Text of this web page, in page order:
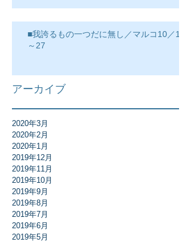
■我誇るもの一つだに無し／マルコ10／17
～27
アーカイブ
2020年3月
2020年2月
2020年1月
2019年12月
2019年11月
2019年10月
2019年9月
2019年8月
2019年7月
2019年6月
2019年5月